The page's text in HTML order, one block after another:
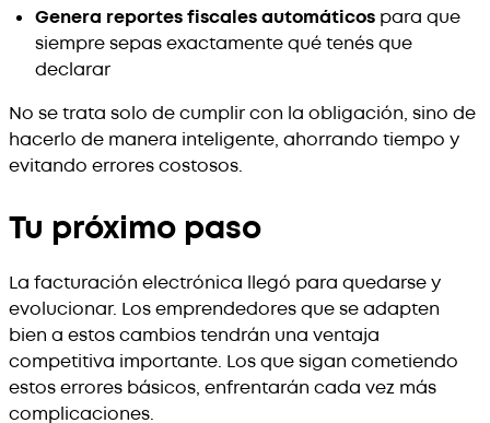
Genera reportes fiscales automáticos para que
siempre sepas exactamente qué tenés que
declarar
No se trata solo de cumplir con la obligación, sino de
hacerlo de manera inteligente, ahorrando tiempo y
evitando errores costosos.
Tu próximo paso
La facturación electrónica llegó para quedarse y
evolucionar. Los emprendedores que se adapten
bien a estos cambios tendrán una ventaja
competitiva importante. Los que sigan cometiendo
estos errores básicos, enfrentarán cada vez más
complicaciones.